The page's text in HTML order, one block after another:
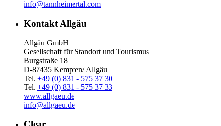
info@tannheimertal.com
Kontakt Allgäu
Allgäu GmbH
Gesellschaft für Standort und Tourismus
Burgstraße 18
D-87435 Kempten/ Allgäu
Tel. +49 (0) 831 - 575 37 30
Tel. +49 (0) 831 - 575 37 33
www.allgaeu.de
info@allgaeu.de